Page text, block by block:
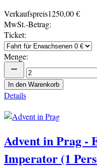
Verkaufspreis1250,00 €
MwSt.-Betrag:
Ticket:
Menge:
In den Warenkorb
Details
Advent in Prag -
Imperator (1